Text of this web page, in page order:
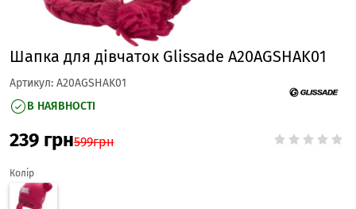
Шапка для дівчаток Glissade A20AGSHAK01
Артикул: A20AGSHAK01
В НАЯВНОСТІ
239 грн599грн
Колір